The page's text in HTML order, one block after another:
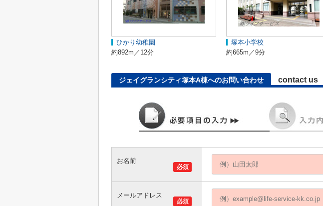
ひかり幼稚園
約892m／12分
塚本小学校
約665m／9分
ジェイグランシティ塚本A棟へのお問い合わせ contact us
必須
お名前
必須
メールアドレス